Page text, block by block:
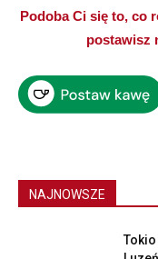
Podoba Ci się to, co
postawisz
NAJNOWSZE